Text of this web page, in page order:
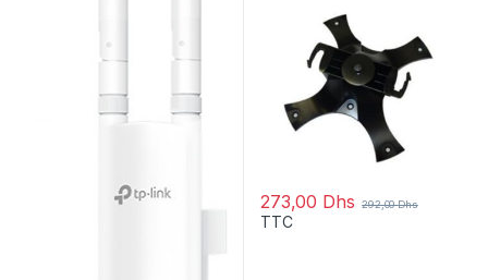
273,00 Dhs 292,00Dhs
TTC